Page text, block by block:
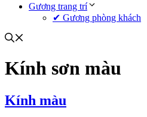
Gương trang trí
✔ Gương phòng khách
Kính sơn màu
Kính màu